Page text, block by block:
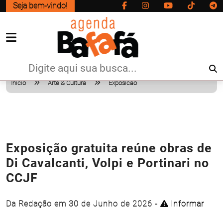
Seja bem-vindo!
Início Arte & Cultura Exposicao
Exposição gratuita reúne obras de
Di Cavalcanti, Volpi e Portinari no
CCJF
Da Redação em 30 de Junho de 2026 -
Informar